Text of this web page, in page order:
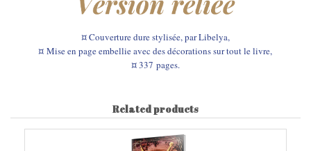
¤ Couverture dure stylisée,par Libelya,
¤ Mise en page embellie avec des décorations sur tout le livre,
¤ 337 pages.
Related products